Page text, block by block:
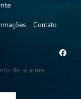
Contato
de alarme